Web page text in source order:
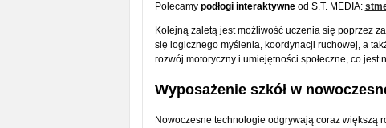
Polecamy podłogi interaktywneod S.T. MEDIA:
Kolejną zaletą jest możliwość uczenia się poprzez
się logicznego myślenia, koordynacji ruchowej, a
rozwój motoryczny i umiejętności społeczne, co jest
Wyposażenie szkół w
Nowoczesne technologie odgrywają coraz większą